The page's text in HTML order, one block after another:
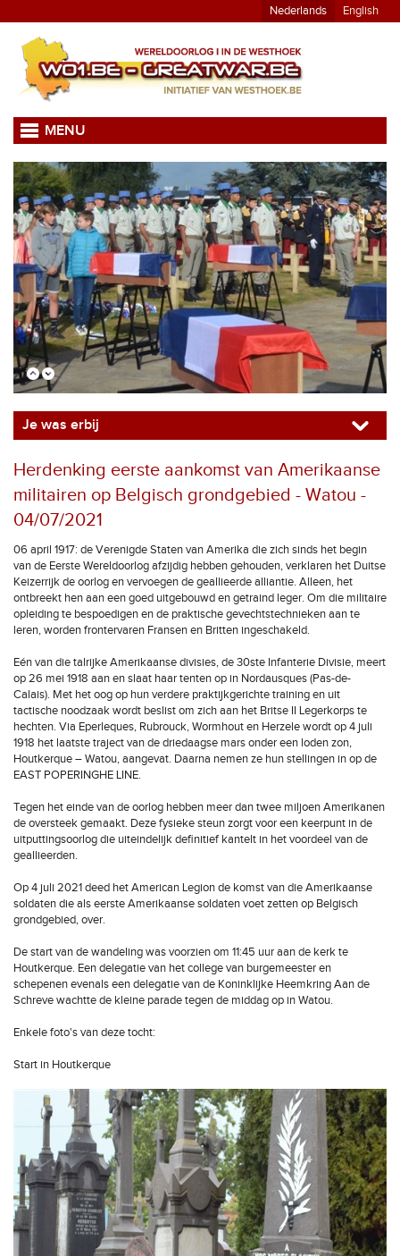
Nederlands English
MENU
Je was erbij
Herdenking eerste aankomst van Amerikaanse
militairen op Belgisch grondgebied - Watou -
04/07/2021
06 april 1917: de Verenigde Staten van Amerika die zich sinds het begin
van de Eerste Wereldoorlog afzijdig hebben gehouden, verklaren het Duitse
Keizerrijk de oorlog en vervoegen de geallieerde alliantie. Alleen, het
ontbreekt hen aan een goed uitgebouwd en getraind leger. Om die militaire
opleiding te bespoedigen en de praktische gevechtstechnieken aan te
leren, worden frontervaren Fransen en Britten ingeschakeld.
Eén van die talrijke Amerikaanse divisies, de 30ste Infanterie Divisie, meert
op 26 mei 1918 aan en slaat haar tenten op in Nordausques (Pas-de-
Calais). Met het oog op hun verdere praktijkgerichte training en uit
tactische noodzaak wordt beslist om zich aan het Britse II Legerkorps te
hechten. Via Eperleques, Rubrouck, Wormhout en Herzele wordt op 4 juli
1918 het laatste traject van de driedaagse mars onder een loden zon,
Houtkerque – Watou, aangevat. Daarna nemen ze hun stellingen in op de
EAST POPERINGHE LINE.
Tegen het einde van de oorlog hebben meer dan twee miljoen Amerikanen
de oversteek gemaakt. Deze fysieke steun zorgt voor een keerpunt in de
uitputtingsoorlog die uiteindelijk definitief kantelt in het voordeel van de
geallieerden.
Op 4 juli 2021 deed het American Legion de komst van die Amerikaanse
soldaten die als eerste Amerikaanse soldaten voet zetten op Belgisch
grondgebied, over.
De start van de wandeling was voorzien om 11:45 uur aan de kerk te
Houtkerque. Een delegatie van het college van burgemeester en
schepenen evenals een delegatie van de Koninklijke Heemkring Aan de
Schreve wachtte de kleine parade tegen de middag op in Watou.
Enkele foto's van deze tocht:
Start in Houtkerque